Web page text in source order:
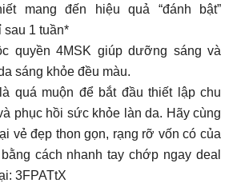
mang đến hiệu quả “đánh bật”
1 tuần*
quyền 4MSK giúp dưỡng sáng và
sáng khỏe đều màu.
quá muộn để bắt đầu thiết lập chu
phục hồi sức khỏe làn da. Hãy cùng
vẻ đẹp thon gọn, rạng rỡ vốn có của
cách nhanh tay chớp ngay deal
3FPATtX